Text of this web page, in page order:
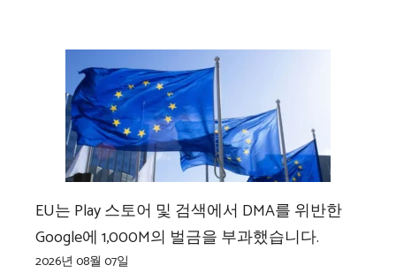
EU는 Play 스토어 및 검색에서 DMA를 위반한
Google에 1,000M의 벌금을 부과했습니다.
2026년 08월 07일